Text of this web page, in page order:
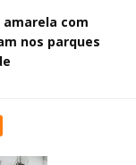
com
nos parques